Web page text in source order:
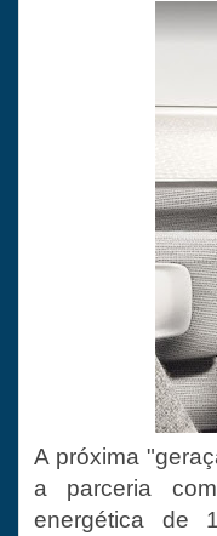
A próxima
a parceria
energética de